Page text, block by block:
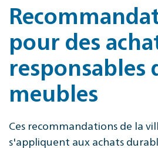
pour des
responsables
meubles
Ces recommandations de la
s'appliquent aux achats